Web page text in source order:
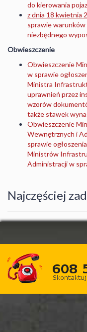
do kierowania
z dnia 18 kwietnia
sprawie warunków
niezbędnego
Obwieszczenie
Obwieszczenie
w sprawie
Ministra
uprawnień przez
wzorów
także stawek
Obwieszczenie
Wewnętrznych i
sprawie
Ministrów
Administracji w
Najczęściej